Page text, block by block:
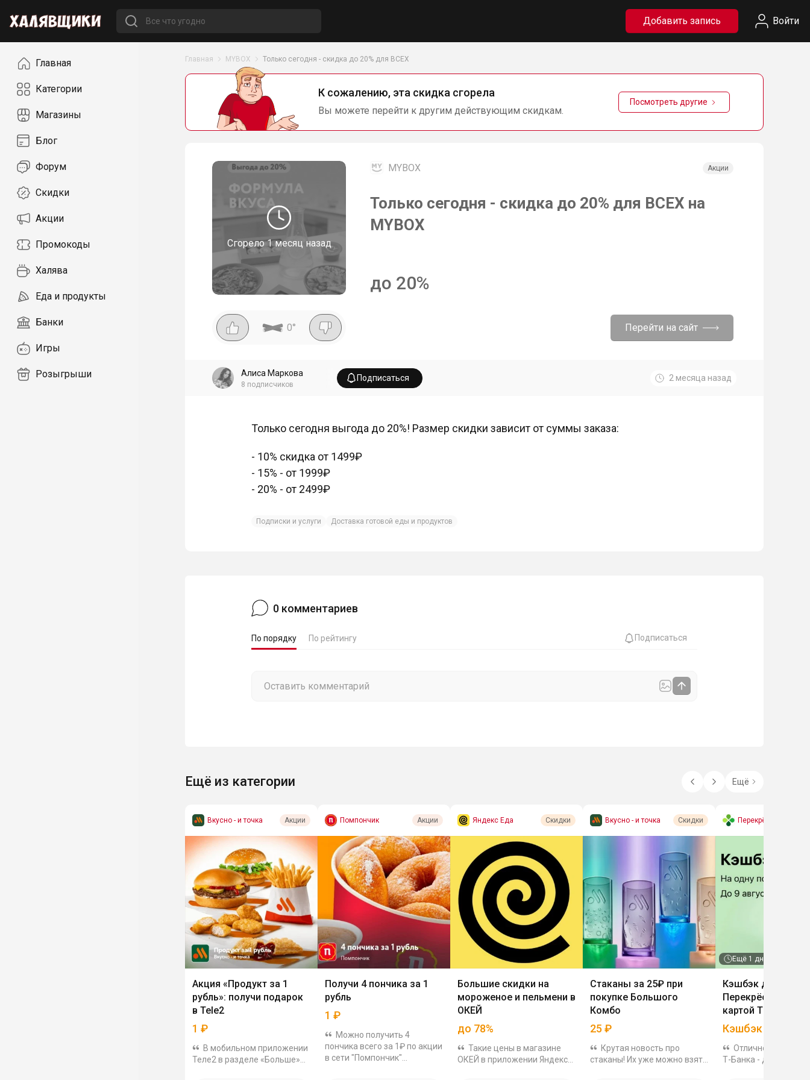
Добавить запись Войти
НавигацияГлавная
Категории
Магазины
Блог
Форум
Скидки
Акции
Промокоды
Халява
Еда и продукты
Банки
Игры
Розыгрыши
Главная MYBOX Только сегодня - скидка до 20% для ВСЕХ
К сожалению, эта скидка сгорела
Вы можете перейти к другим действующим скидкам.
Посмотреть другие
Сгорело1 месяц назад
MYBOX Акции
Только сегодня - скидка до 20% для ВСЕХ на
MYBOX
до 20%
0° Перейти на сайт
Алиса Маркова
8 подписчиков
Подписаться 2 месяца назад
Только сегодня выгода до 20%! Размер скидки зависит от суммы заказа:
- 10% скидка от 1499₽
- 15% - от 1999₽
- 20% - от 2499₽
Подписки и услуги Доставка готовой еды и продуктов
0 комментариев
По порядку По рейтингу Подписаться
Ещё из категории Ещё
Вкусно - и точка Акции
Акция «Продукт за 1
рубль»: получи подарок
в Tele2
1 ₽
В мобильном приложении
Теле2 в разделе «Больше»
Помпончик Акции
Получи 4 пончика за 1
рубль
1 ₽
Можно получить 4
пончика всего за 1₽ по акции
в сети "Помпончик"
Яндекс Еда Скидки
Большие скидки на
мороженое и пельмени в
ОКЕЙ
до 78%
Такие цены в магазине
ОКЕЙ в приложении Яндекс
Вкусно - и точка Скидки
Стаканы за 25₽ при
покупке Большого
Комбо
25₽
Крутая новость про
стаканы! Их уже можно взять
Перекрёсток (экспре
Ещё 1 дн.
Кэшбэк до 42% в
Перекрёстке при
картой Т-Банка
Кэшбэк до 42%
Отличное
Т-Банка - до 42%